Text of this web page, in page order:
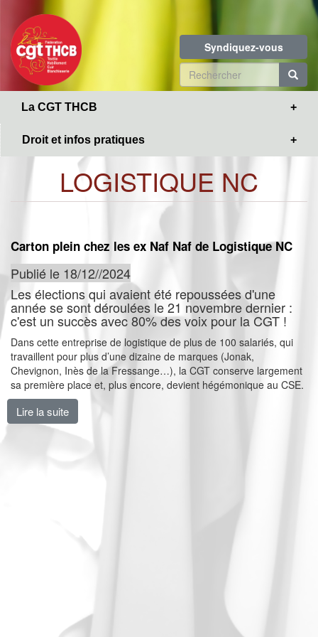
contenu
principal
Syndiquez-vous
Formulaire
de
La CGT THCB
Droit et infos pratiques
LOGISTIQUE NC
Carton plein chez les ex Naf Naf de Logistique NC
Publié le 18/12//2024
Les élections qui avaient été repoussées d'une
année se sont déroulées le 21 novembre dernier :
c'est un succès avec 80% des voix pour la CGT !
Dans cette entreprise de logistique de plus de 100 salariés, qui
travaillent pour plus d’une dizaine de marques (Jonak,
Chevignon, Inès de la Fressange…), la CGT conserve largement
sa première place et, plus encore, devient hégémonique au CSE.
Lire la suite